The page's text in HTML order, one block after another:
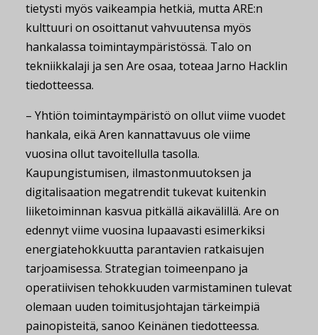
tietysti myös vaikeampia hetkiä, mutta ARE:n
kulttuuri on osoittanut vahvuutensa myös
hankalassa toimintaympäristössä. Talo on
tekniikkalaji ja sen Are osaa, toteaa Jarno Hacklin
tiedotteessa.
– Yhtiön toimintaympäristö on ollut viime vuodet
hankala, eikä Aren kannattavuus ole viime
vuosina ollut tavoitellulla tasolla.
Kaupungistumisen, ilmastonmuutoksen ja
digitalisaation megatrendit tukevat kuitenkin
liiketoiminnan kasvua pitkällä aikavälillä. Are on
edennyt viime vuosina lupaavasti esimerkiksi
energiatehokkuutta parantavien ratkaisujen
tarjoamisessa. Strategian toimeenpano ja
operatiivisen tehokkuuden varmistaminen tulevat
olemaan uuden toimitusjohtajan tärkeimpiä
painopisteitä, sanoo Keinänen tiedotteessa.